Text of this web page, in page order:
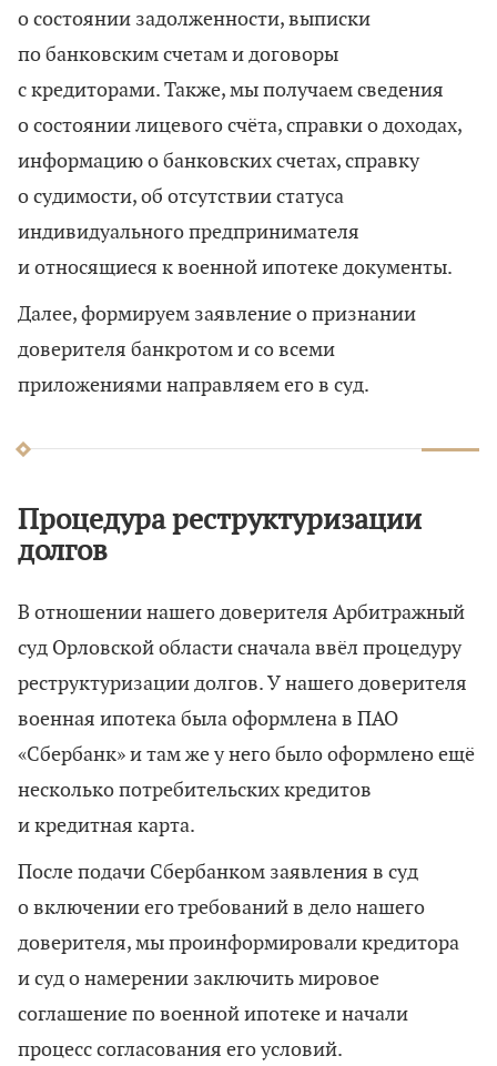
о состоянии задолженности, выписки
по банковским счетам и договоры
с кредиторами. Также, мы получаем сведения
о состоянии лицевого счёта, справки о доходах,
информацию о банковских счетах, справку
о судимости, об отсутствии статуса
индивидуального предпринимателя
и относящиеся к военной ипотеке документы.
Далее, формируем заявление о признании
доверителя банкротом и со всеми
приложениями направляем его в суд.
Процедура реструктуризации
долгов
В отношении нашего доверителя Арбитражный
суд Орловской области сначала ввёл процедуру
реструктуризации долгов. У нашего доверителя
военная ипотека была оформлена в ПАО
«Сбербанк» и там же у него было оформлено ещё
несколько потребительских кредитов
и кредитная карта.
После подачи Сбербанком заявления в суд
о включении его требований в дело нашего
доверителя, мы проинформировали кредитора
и суд о намерении заключить мировое
соглашение по военной ипотеке и начали
процесс согласования его условий.